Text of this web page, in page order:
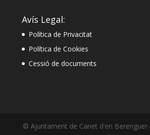
Avís Legal:
Política de Privacitat
Política de Cookies
Cessió de documents
© Ajuntament de Canet d'en Berenguer-